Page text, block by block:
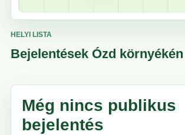
HELYI LISTA
Bejelentések Ózd környékén
Még nincs publikus
bejelentés